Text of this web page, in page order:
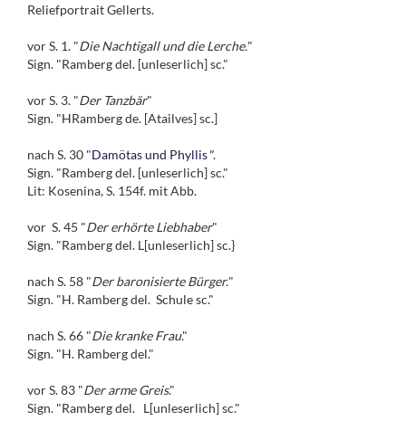
Reliefportrait Gellerts.
vor S. 1. "Die Nachtigall und die Lerche."
Sign. "Ramberg del. [unleserlich] sc."
vor S. 3. "Der Tanzbär"
Sign. "HRamberg de. [Atailves] sc.]
nach S. 30 "Damötas und Phyllis".
Sign. "Ramberg del. [unleserlich] sc."
Lit: Kosenina, S. 154f. mit Abb.
vor S. 45 "Der erhörte Liebhaber"
Sign. "Ramberg del. L[unleserlich] sc.}
nach S. 58 "Der baronisierte Bürger."
Sign. "H. Ramberg del. Schule sc."
nach S. 66 "Die kranke Frau."
Sign. "H. Ramberg del."
vor S. 83 "Der arme Greis."
Sign. "Ramberg del. L[unleserlich] sc."